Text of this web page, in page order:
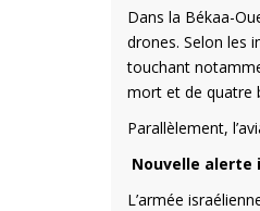
Dans la Békaa-
drones. Selon les
touchant
mort et de quatre
Parallèlement,
Nouvelle alerte
L’armée